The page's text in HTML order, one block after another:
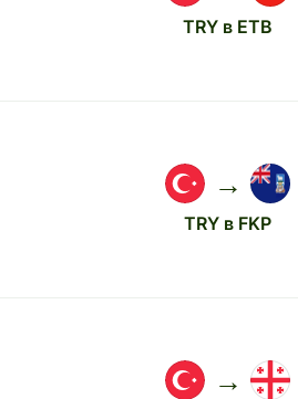
TRY в ETB
→
TRY в FKP
→